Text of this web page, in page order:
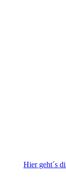
Hier geht´s